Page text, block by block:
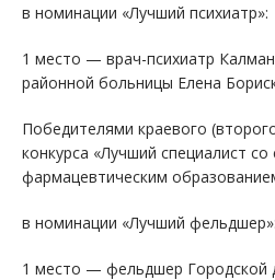
в номинации «Лучший психиатр»:
1 место — врач-психиатр
районной больницы Елена
Победителями краевого
конкурса «Лучший специалист
фармацевтическим
в номинации «Лучший фельдшер»:
1 место — фельдшер Городской